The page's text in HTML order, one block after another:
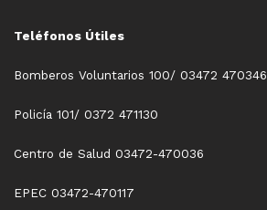
Teléfonos Útiles
Bomberos Voluntarios 100/ 03472 470346
Policía 101/ 0372 471130
Centro de Salud 03472-470036
EPEC 03472-470117